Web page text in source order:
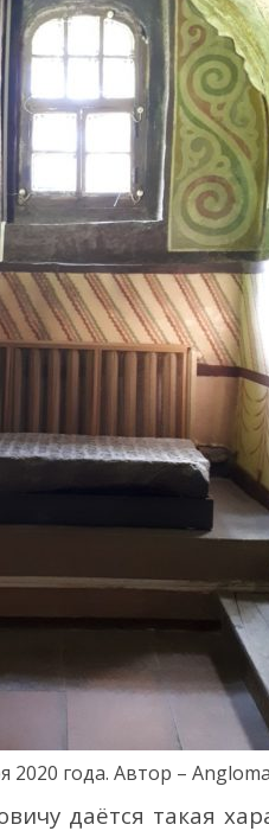
2020 года. Автор –
даётся такая